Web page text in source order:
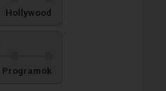
Hollywood
Programok